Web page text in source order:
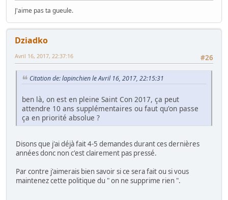
J'aime pas ta gueule.
Dziadko
#26
Avril 16, 2017, 22:37:16
Citation de: lapinchien le Avril 16, 2017, 22:15:31
ben là, on est en pleine Saint Con 2017, ça peut
attendre 10 ans supplémentaires ou faut qu'on passe
ça en priorité absolue ?
Disons que j'ai déjà fait 4-5 demandes durant ces dernières
années donc non c'est clairement pas pressé.
Par contre j'aimerais bien savoir si ce sera fait ou si vous
maintenez cette politique du " on ne supprime rien ".